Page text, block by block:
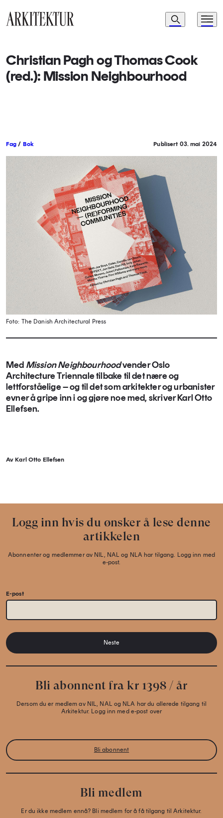
Navigasjon
Søk Meny
Christian Pagh og Thomas Cook
(red.): Mission Neighbourhood
Fag / Bok Publisert 03. mai 2024
Foto: The Danish Architectural Press
Med Mission Neighbourhoodvender Oslo
Architecture Triennale tilbake til det nære og
lettforståelige – og til det som arkitekter og urbanister
evner å gripe inn i og gjøre noe med, skriver Karl Otto
Ellefsen.
Av Karl Otto Ellefsen
Logg inn hvis du ønsker å lese denne
artikkelen
Abonnenter og medlemmer av NIL, NAL og NLA har tilgang. Logg inn med
e-post.
E-post
Neste
Bli abonnent fra kr 1398 / år
Dersom du er medlem av NIL, NAL og NLA har du allerede tilgang til
Arkitektur. Logg inn med e-post over
Bli abonnent
Bli medlem
Er du ikke medlem ennå? Bli medlem for å få tilgang til Arkitektur.